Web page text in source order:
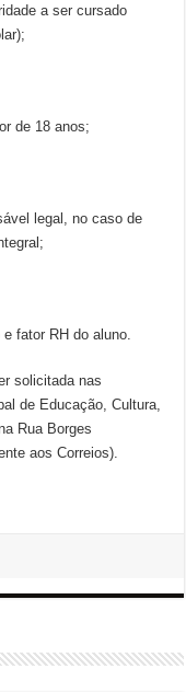
a ser cursado
de 18 anos;
legal, no caso de
fator RH do aluno.
solicitada nas
de Educação, Cultura,
Rua Borges
aos Correios).